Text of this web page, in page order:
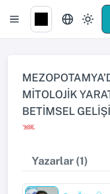
MİTOLOJİK
BETİMSEL
Yazarlar (1)